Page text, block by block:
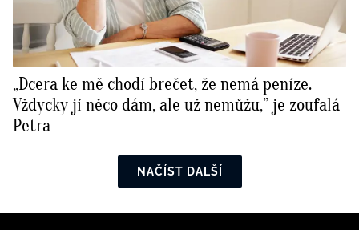
„Dcera ke mě chodí brečet, že nemá peníze.
Vždycky jí něco dám, ale už nemůžu,” je zoufalá
Petra
NAČÍST DALŠÍ